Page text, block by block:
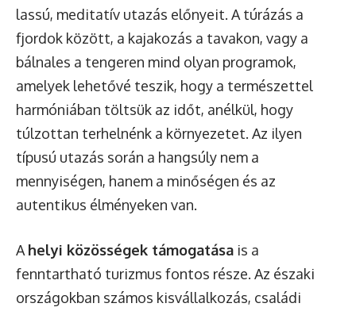
lassú, meditatív utazás előnyeit. A túrázás a
fjordok között, a kajakozás a tavakon, vagy a
bálnales a tengeren mind olyan programok,
amelyek lehetővé teszik, hogy a természettel
harmóniában töltsük az időt, anélkül, hogy
túlzottan terhelnénk a környezetet. Az ilyen
típusú utazás során a hangsúly nem a
mennyiségen, hanem a minőségen és az
autentikus élményeken van.
A helyi közösségek támogatása is a
fenntartható turizmus fontos része. Az északi
országokban számos kisvállalkozás, családi